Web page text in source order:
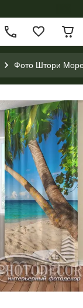
Фото Штори